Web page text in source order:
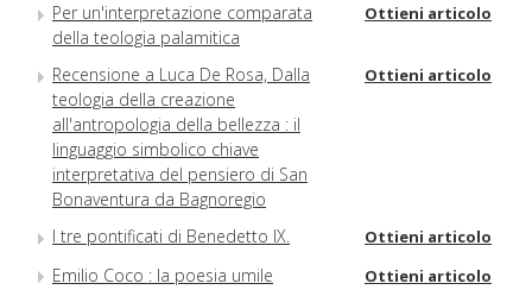
Per un'interpretazione comparata
della teologia palamitica
Ottieni articolo
Recensione a Luca De Rosa, Dalla
teologia della creazione
all'antropologia della bellezza : il
linguaggio simbolico chiave
interpretativa del pensiero di San
Bonaventura da Bagnoregio
Ottieni articolo
I tre pontificati di Benedetto IX. Ottieni articolo
Emilio Coco : la poesia umile Ottieni articolo